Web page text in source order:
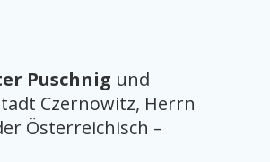
Puschnig und
Czernowitz, Herrn
Österreichisch –